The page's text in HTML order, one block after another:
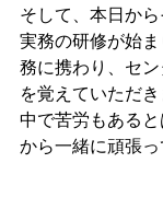
そして、本日か
実務の研修が始
務に携わり、セ
を覚えていただ
中で苦労もある
から一緒に頑張っ